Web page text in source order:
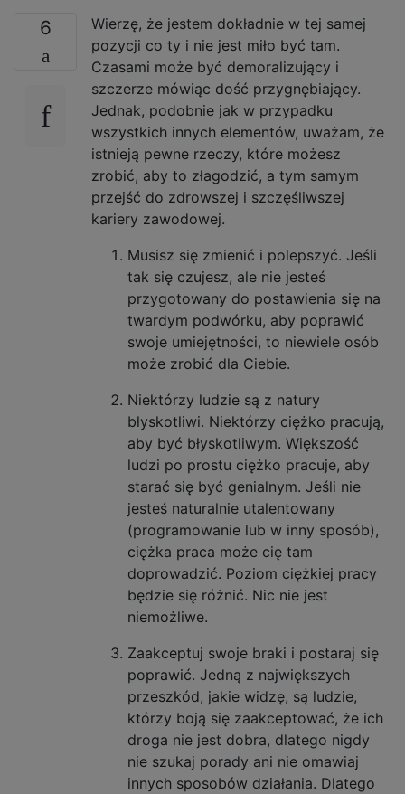
6
Wierzę, że jestem dokładnie w tej samej
pozycji co ty i nie jest miło być tam.
Czasami może być demoralizujący i
szczerze mówiąc dość przygnębiający.
Jednak, podobnie jak w przypadku
wszystkich innych elementów, uważam, że
istnieją pewne rzeczy, które możesz
zrobić, aby to złagodzić, a tym samym
przejść do zdrowszej i szczęśliwszej
kariery zawodowej.
Musisz się zmienić i polepszyć. Jeśli
tak się czujesz, ale nie jesteś
przygotowany do postawienia się na
twardym podwórku, aby poprawić
swoje umiejętności, to niewiele osób
może zrobić dla Ciebie.
Niektórzy ludzie są z natury
błyskotliwi. Niektórzy ciężko pracują,
aby być błyskotliwym. Większość
ludzi po prostu ciężko pracuje, aby
starać się być genialnym. Jeśli nie
jesteś naturalnie utalentowany
(programowanie lub w inny sposób),
ciężka praca może cię tam
doprowadzić. Poziom ciężkiej pracy
będzie się różnić. Nic nie jest
niemożliwe.
Zaakceptuj swoje braki i postaraj się
poprawić. Jedną z największych
przeszkód, jakie widzę, są ludzie,
którzy boją się zaakceptować, że ich
droga nie jest dobra, dlatego nigdy
nie szukaj porady ani nie omawiaj
innych sposobów działania. Dlatego